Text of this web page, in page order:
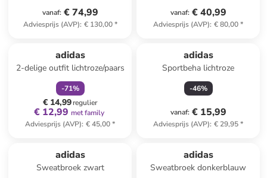
vanaf: € 74,99
Adviesprijs (AVP): € 130,00*
vanaf: € 40,99
Adviesprijs (AVP): € 80,00*
adidas
2-delige outfit lichtroze/paars
-71%
€ 14,99regulier
€ 12,99 met family
Adviesprijs (AVP): € 45,00*
adidas
Sportbeha lichtroze
-46%
vanaf: € 15,99
Adviesprijs (AVP): € 29,95*
adidas
Sweatbroek zwart
adidas
Sweatbroek donkerblauw